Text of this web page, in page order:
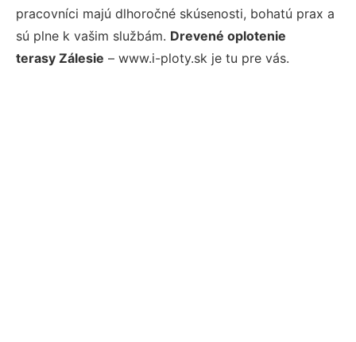
pracovníci majú dlhoročné skúsenosti, bohatú prax a
sú plne k vašim službám. Drevené oplotenie
terasy Zálesie – www.i-ploty.sk je tu pre vás.